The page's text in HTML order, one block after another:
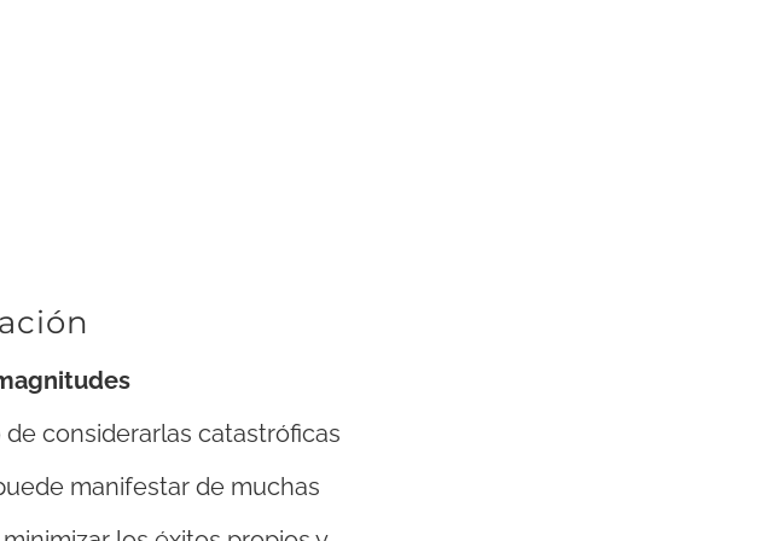
considerarlas catastróficas
manifestar de muchas